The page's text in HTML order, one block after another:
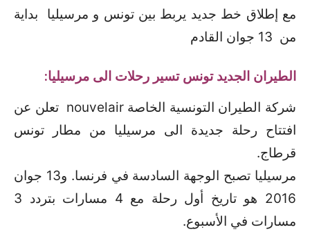
مع إطلاق خط جديد يربط بين تونس و مرسيليا بداية
من 13 جوان القادم
الطيران الجديد تونس تسير رحلات الى مرسيليا:
شركة الطيران التونسية الخاصة nouvelair تعلن عن
افتتاح رحلة جديدة الى مرسيليا من مطار تونس
قرطاج.
مرسيليا تصبح الوجهة السادسة في فرنسا. و13 جوان
2016 هو تاريخ أول رحلة مع 4 مسارات بتردد 3
مسارات في الأسبوع.